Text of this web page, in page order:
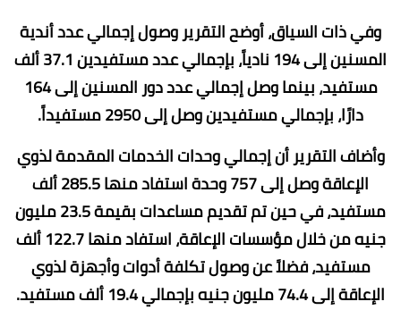
وفي ذات السياق، أوضح التقرير وصول إجمالي عدد أندية
المسنين إلى 194 نادياً، بإجمالي عدد مستفيدين 37.1 ألف
مستفيد، بينما وصل إجمالي عدد دور المسنين إلى 164
دارًا، بإجمالي مستفيدين وصل إلى 2950 مستفيداً.
وأضاف التقرير أن إجمالي وحدات الخدمات المقدمة لذوي
الإعاقة وصل إلى 757 وحدة استفاد منها 285.5 ألف
مستفيد، في حين تم تقديم مساعدات بقيمة 23.5 مليون
جنيه من خلال مؤسسات الإعاقة، استفاد منها 122.7 ألف
مستفيد، فضلاً عن وصول تكلفة أدوات وأجهزة لذوي
الإعاقة إلى 74.4 مليون جنيه بإجمالي 19.4 ألف مستفيد.